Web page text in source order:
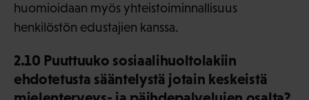
huomioidaan myös yhteistoiminnallisuus
henkilöstön edustajien kanssa.
2.10 Puuttuuko sosiaalihuoltolakiin
ehdotetusta sääntelystä jotain keskeistä